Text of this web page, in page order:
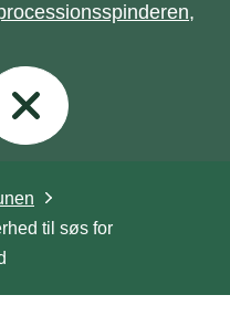
til søs for